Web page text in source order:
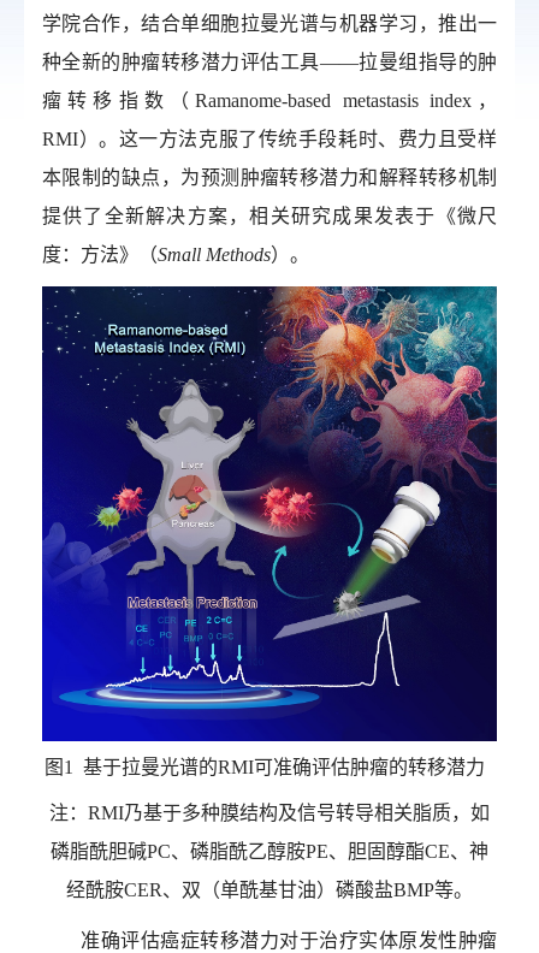
学院合作，结合单细胞拉曼光谱与机器学习，推出一
种全新的肿瘤转移潜力评估工具——拉曼组指导的肿
瘤转移指数（Ramanome-based metastasis index，
RMI）。这一方法克服了传统手段耗时、费力且受样
本限制的缺点，为预测肿瘤转移潜力和解释转移机制
提供了全新解决方案，相关研究成果发表于 《微尺
度：方法》（Small Methods）。
图1 基于拉曼光谱的RMI可准确评估肿瘤的转移潜力
注： RMI乃基于多种膜结构及信号转导相关脂质，如
磷脂酰胆碱PC、磷脂酰乙醇胺PE、胆固醇酯CE、神
经酰胺CER、双（单酰基甘油）磷酸盐BMP等。
准确评估癌症转移潜力对于治疗实体原发性肿瘤